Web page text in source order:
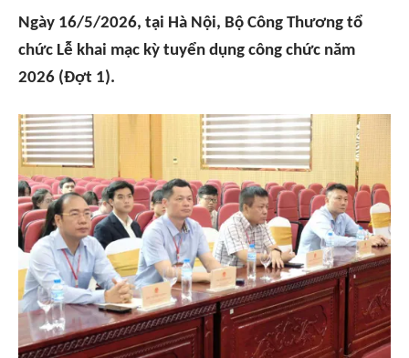
Ngày 16/5/2026, tại Hà Nội, Bộ Công Thương tổ
chức Lễ khai mạc kỳ tuyển dụng công chức năm
2026 (Đợt 1).